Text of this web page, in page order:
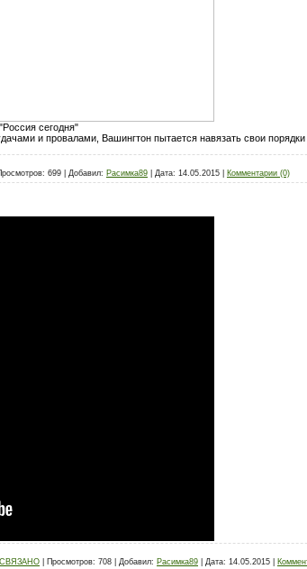
сегодня"
и провалами, Вашингтон пытается навязать свои
699 Добавил: Расимка89 Дата: 14.05.2015 Комментарии (0)
Просмотров: 708 Добавил: Расимка89 Дата: 14.05.2015